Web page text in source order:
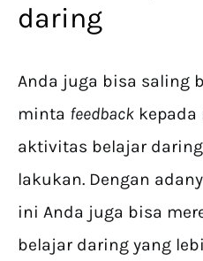
daring
Anda juga bisa saling
minta feedback
aktivitas belajar
lakukan. Dengan
ini Anda juga bisa
belajar daring yang